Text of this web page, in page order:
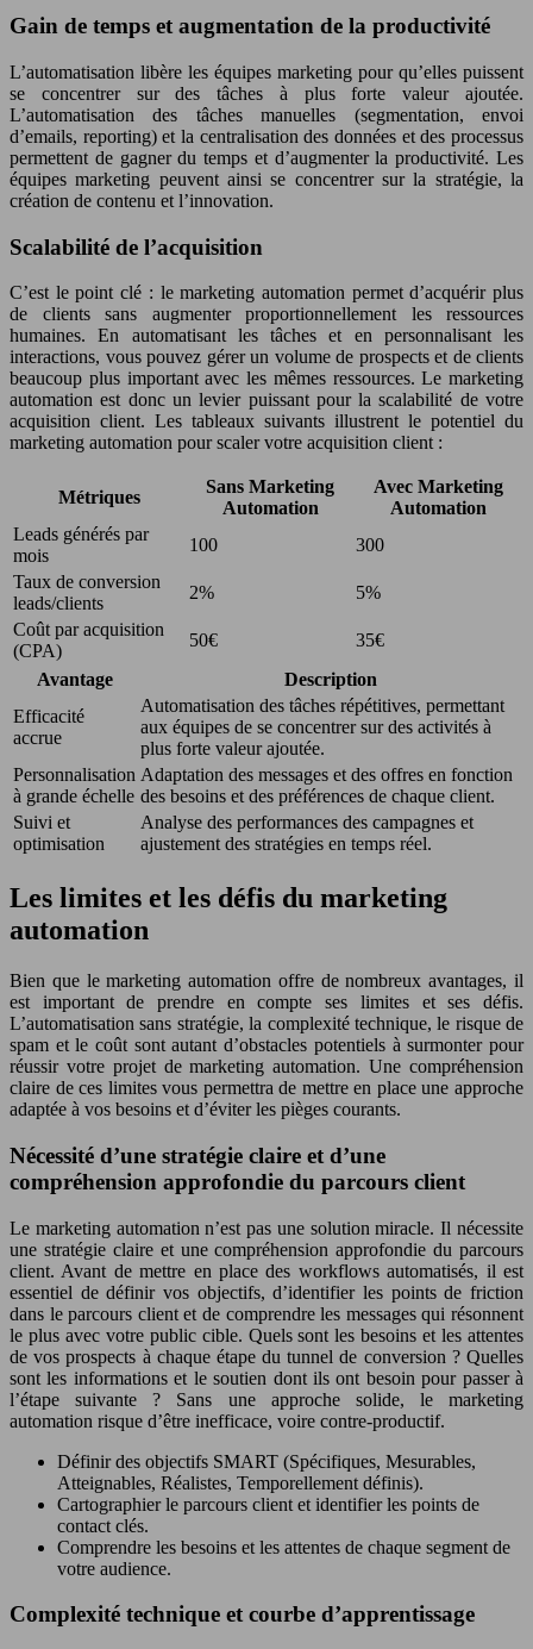
Gain de temps et augmentation de la productivité
L’automatisation libère les équipes marketing pour qu’elles puissent
se concentrer sur des tâches à plus forte valeur ajoutée.
L’automatisation des tâches manuelles (segmentation, envoi
d’emails, reporting) et la centralisation des données et des processus
permettent de gagner du temps et d’augmenter la productivité. Les
équipes marketing peuvent ainsi se concentrer sur la stratégie, la
création de contenu et l’innovation.
Scalabilité de l’acquisition
C’est le point clé : le marketing automation permet d’acquérir plus
de clients sans augmenter proportionnellement les ressources
humaines. En automatisant les tâches et en personnalisant les
interactions, vous pouvez gérer un volume de prospects et de clients
beaucoup plus important avec les mêmes ressources. Le marketing
automation est donc un levier puissant pour la scalabilité de votre
acquisition client. Les tableaux suivants illustrent le potentiel du
marketing automation pour scaler votre acquisition client :
Métriques
Sans Marketing
Automation
Avec Marketing
Automation
Leads générés par
mois
100
300
Taux de conversion
leads/clients
2%
5%
Coût par acquisition
(CPA)
50€
35€
Avantage
Description
Efficacité
accrue
Automatisation des tâches répétitives, permettant
aux équipes de se concentrer sur des activités à
plus forte valeur ajoutée.
Personnalisation
à grande échelle
Adaptation des messages et des offres en fonction
des besoins et des préférences de chaque client.
Suivi et
optimisation
Analyse des performances des campagnes et
ajustement des stratégies en temps réel.
Les limites et les défis du marketing
automation
Bien que le marketing automation offre de nombreux avantages, il
est important de prendre en compte ses limites et ses défis.
L’automatisation sans stratégie, la complexité technique, le risque de
spam et le coût sont autant d’obstacles potentiels à surmonter pour
réussir votre projet de marketing automation. Une compréhension
claire de ces limites vous permettra de mettre en place une approche
adaptée à vos besoins et d’éviter les pièges courants.
Nécessité d’une stratégie claire et d’une
compréhension approfondie du parcours client
Le marketing automation n’est pas une solution miracle. Il nécessite
une stratégie claire et une compréhension approfondie du parcours
client. Avant de mettre en place des workflows automatisés, il est
essentiel de définir vos objectifs, d’identifier les points de friction
dans le parcours client et de comprendre les messages qui résonnent
le plus avec votre public cible. Quels sont les besoins et les attentes
de vos prospects à chaque étape du tunnel de conversion ? Quelles
sont les informations et le soutien dont ils ont besoin pour passer à
l’étape suivante ? Sans une approche solide, le marketing
automation risque d’être inefficace, voire contre-productif.
Définir des objectifs SMART (Spécifiques, Mesurables,
Atteignables, Réalistes, Temporellement définis).
Cartographier le parcours client et identifier les points de
contact clés.
Comprendre les besoins et les attentes de chaque segment de
votre audience.
Complexité technique et courbe d’apprentissage